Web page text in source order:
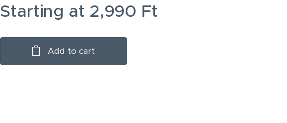
Starting at 2,990 Ft
Add to cart